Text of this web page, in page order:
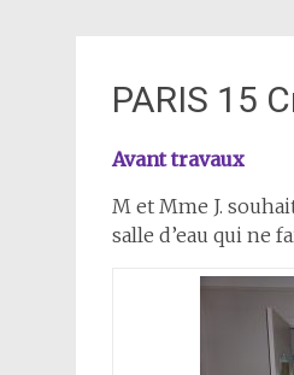
PARIS 15
Avant travaux
M et Mme J.
salle d’eau qui ne